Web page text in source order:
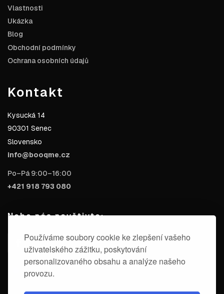
Používáme soubory cookie ke zlepšení vašeho
uživatelského zážitku, poskytování
personalizovaného obsahu a analýze našeho
provozu.
Vlastnosti
Ukázka
Blog
Obchodní podmínky
Ochrana osobních údajů
Kontakt
Kysucká 14
90301 Senec
Slovensko
info@booqme.cz
Po–Pá 9:00–16:00
+421 918 793 080
Nebo nás navštivte: